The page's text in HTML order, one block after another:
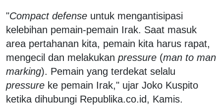
"Compact defense untuk mengantisipasi
kelebihan pemain-pemain Irak. Saat masuk
area pertahanan kita, pemain kita harus rapat,
mengecil dan melakukan pressure (man to man
marking). Pemain yang terdekat selalu
pressure ke pemain Irak," ujar Joko Kuspito
ketika dihubungi Republika.co.id, Kamis.